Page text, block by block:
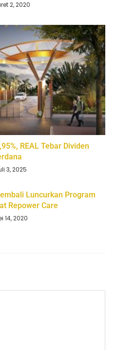
2, 2020
REAL Tebar Dividen
3, 2025
Luncurkan Program
Repower Care
14, 2020